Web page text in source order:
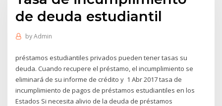
de deuda estudiantil
byAdmin
préstamos estudiantiles privados pueden tener tasas su
deuda. Cuando recupere el préstamo, el incumplimiento se
eliminará de su informe de crédito y 1 Abr 2017 tasa de
incumplimiento de pagos de préstamos estudiantiles en los
Estados Si necesita alivio de la deuda de préstamos